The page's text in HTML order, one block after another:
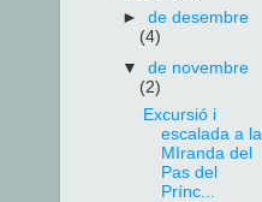
►de desembre
(4)
▼de novembre
(2)
Excursió i
escalada a la
MIranda del
Pas del
Prínc...